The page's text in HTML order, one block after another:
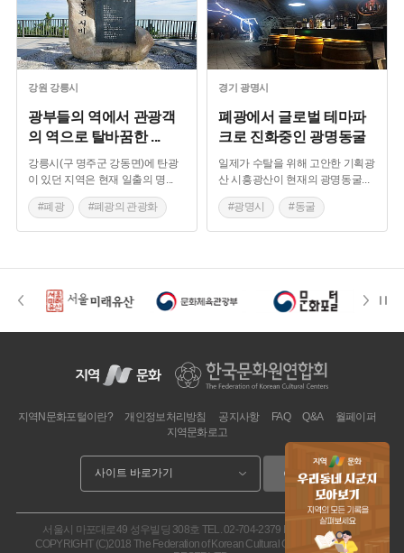
#석탄산업합리화사업 #사북탄광 #탄광
#양조장 #경상북도 근대문화유산
#강릉 가볼만한곳 #석탄박물관 #문경 가볼만한곳
#태백 향토음식 #광명시 #동굴
#자연공간 #경기도 마을이야기 #일제강점기
#스토리텔링 #농업 #남해 #관광자원
#광업 #어업 #전통시장 #지역경제
#점촌역 #석탄산업합리화 #대한석탄공사
#석탄산업 #경기도 #광산 #폐광의관광화
강원 강릉시
광부들의 역에서 관광객
의 역으로 탈바꿈한...
강릉시(구 명주군 강동면)에 탄광
이 있던 지역은 현재 일출의 명
#폐광 #폐광의 관광화
#강릉 가볼만한곳
경기 광명시
폐광에서 글로벌 테마파
크로 진화중인 광명동굴
일제가 수탈을 위해 고안한 기획광
산 시흥광산이 현재의 광명동굴
#광명시 #동굴
#폐광 #자연공간
이동
지역N문화포털이란? 개인정보처리방침 공지사항 FAQ Q&A
월페이퍼
지역문화로고
서울시 마포대로49 성우빌딩 308호 TEL. 02-704-2379 FAX. 02.704-2377
COPYRIGHT (C)2018 The Federation of Korean Cultural Centers. ALL RIGHT